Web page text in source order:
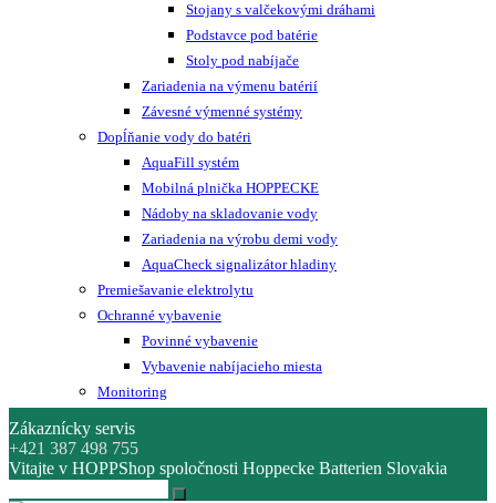
Stojany s valčekovými dráhami
Podstavce pod batérie
Stoly pod nabíjače
Zariadenia na výmenu batérií
Závesné výmenné systémy
Dopĺňanie vody do batéri
AquaFill systém
Mobilná plnička HOPPECKE
Nádoby na skladovanie vody
Zariadenia na výrobu demi vody
AquaCheck signalizátor hladiny
Premiešavanie elektrolytu
Ochranné vybavenie
Povinné vybavenie
Vybavenie nabíjacieho miesta
Monitoring
Zákaznícky servis
+421 387 498 755
Vitajte v HOPPShop spoločnosti Hoppecke Batterien Slovakia